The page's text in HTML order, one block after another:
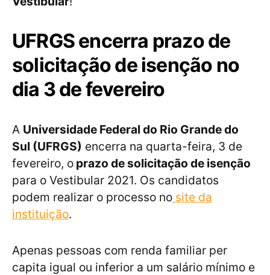
UFRGS encerra prazo de
solicitação de isenção no
dia 3 de fevereiro
A Universidade Federal do Rio Grande do
Sul (UFRGS) encerra na quarta-feira, 3 de
fevereiro, o prazo de solicitação de isenção
para o Vestibular 2021. Os candidatos
podem realizar o processo no site da
instituição.
Apenas pessoas com renda familiar per
capita igual ou inferior a um salário mínimo e